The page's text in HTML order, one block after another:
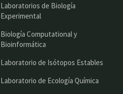
Laboratorios de Biología
Experimental
Biología Computational y
Bioinformática
Laboratorio de Isótopos Estables
Laboratorio de Ecología Química